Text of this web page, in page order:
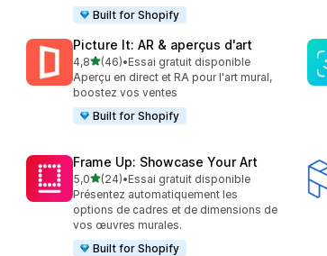
Built for Shopify
Picture It: AR & aperçus d'art
4,8étoile(s) sur 5
(46)
46 avis au total
•Essai gratuit disponible
Aperçu en direct et RA pour l'art mural,
boostez vos ventes
Built for Shopify
Frame Up: Showcase Your Art
5,0étoile(s) sur 5
(24)
24 avis au total
•Essai gratuit disponible
Présentez automatiquement les
options de cadres et de dimensions de
vos œuvres murales.
Built for Shopify